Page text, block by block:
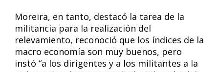
Moreira, en tanto, destacó la tarea de la
militancia para la realización del
relevamiento, reconoció que los índices de la
macro economía son muy buenos, pero
instó “a los dirigentes y a los militantes a la